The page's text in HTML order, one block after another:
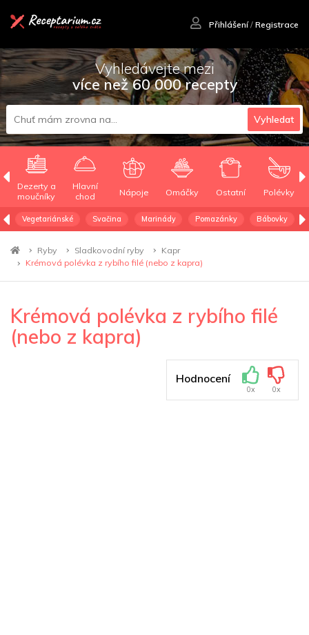
Přihlášení/ Registrace
Vyhledávejte mezi
více než 60 000 recepty
Vyhledat
Dezerty a
moučníky
Hlavní
chod
Nápoje Omáčky Ostatní Polévky
Vegetariánské Svačina Marinády Pomazánky Bábovky
Ryby Sladkovodní ryby
Kapr
Krémová polévka z rybího filé (nebo z kapra)
Krémová polévka z rybího filé
(nebo z kapra)
Hodnocení
0x 0x